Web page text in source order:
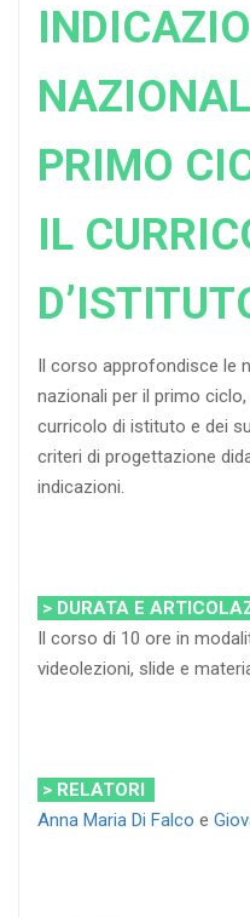
PRIMO
IL
Il corso approfondisce le
nazionali per il primo
curricolo di istituto e dei
criteri di progettazione
indicazioni.
> DURATA E
Il corso di 10 ore in
videolezioni, slide e
> RELATORI
Anna Maria Di Falco e